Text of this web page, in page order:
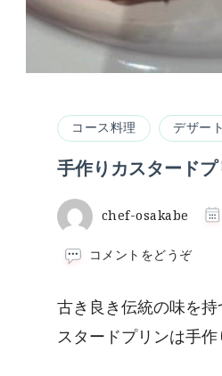
コース料理 デザート
手作りカスタードプ
chef-osakabe
コメントをどうぞ(手
カ
ス
タ
古き良き伝統の味を
スタードプリンは手